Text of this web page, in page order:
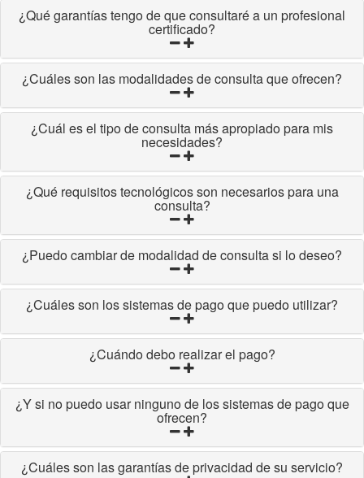
¿Qué garantías tengo de que consultaré a un profesional
certificado?
¿Cuáles son las modalidades de consulta que ofrecen?
¿Cuál es el tipo de consulta más apropiado para mis
necesidades?
¿Qué requisitos tecnológicos son necesarios para una
consulta?
¿Puedo cambiar de modalidad de consulta si lo deseo?
¿Cuáles son los sistemas de pago que puedo utilizar?
¿Cuándo debo realizar el pago?
¿Y si no puedo usar ninguno de los sistemas de pago que
ofrecen?
¿Cuáles son las garantías de privacidad de su servicio?